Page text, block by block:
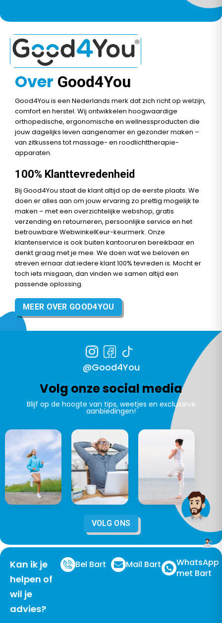
Over Good4You
Good4You is een Nederlands merk dat zich richt op welzijn,
comfort en herstel. Wij ontwikkelen hoogwaardige
orthopedische, ergonomische en wellnessproducten die
jouw dagelijks leven aangenamer en gezonder maken –
van zitkussens tot massage- en roodlichttherapie-
apparaten.
100% Klanttevredenheid
Bij Good4You staat de klant altijd op de eerste plaats. We
doen er alles aan om jouw ervaring zo prettig mogelijk te
maken – met een overzichtelijke webshop, gratis
verzending en retourneren, persoonlijke service en het
betrouwbare WebwinkelKeur-keurmerk. Onze
klantenservice is ook buiten kantooruren bereikbaar en
denkt graag met je mee. We doen wat we beloven en
streven ernaar dat iedere klant 100% tevreden is. Mocht er
toch iets misgaan, dan vinden we samen altijd een
passende oplossing.
MEER OVER GOOD4YOU
@Good4You
Volg onze social media
Blijf op de hoogte van tips, weetjes en exclusieve
aanbiedingen!
VOLG ONS
Kan ik je
helpen of
wil je
advies?
Bel Bart Mail Bart
WhatsApp
met Bart